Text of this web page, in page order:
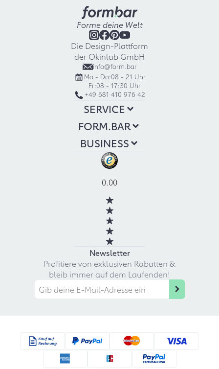
Forme deine Welt
Die Design-Plattform
der Okinlab GmbH
info@form.bar
Mo - Do:08 - 21 Uhr
Fr:08 - 17:30 Uhr
+49 681 410 976 42
SERVICE
FORM.BAR
BUSINESS
0.00
Newsletter
Profitiere von exklusiven Rabatten &
bleib immer auf dem Laufenden!